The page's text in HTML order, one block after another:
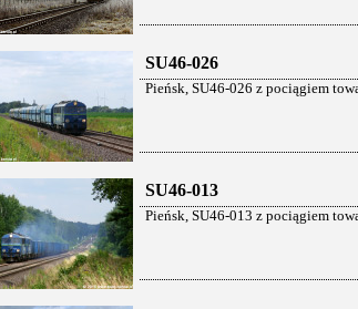
SU46-026
Pieńsk, SU46-026 z pociągiem
SU46-013
Pieńsk, SU46-013 z pociągiem